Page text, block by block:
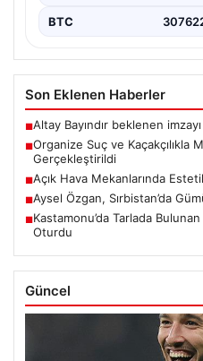
BTC
Son Eklenen Haberler
■Altay Bayındır beklenen
■Organize Suç ve Kaçakçılıkla
Gerçekleştirildi
■Açık Hava Mekanlarında
■Aysel Özgan, Sırbistan’da
■Kastamonu’da Tarlada
Oturdu
Güncel